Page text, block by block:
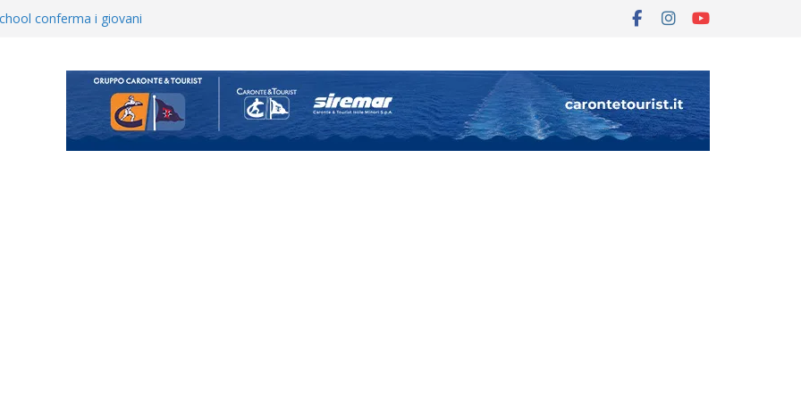
non molla: “Pronti a
annuncia il brasiliano Vinicius
il progetto Messina. “La
ma non chi siamo”